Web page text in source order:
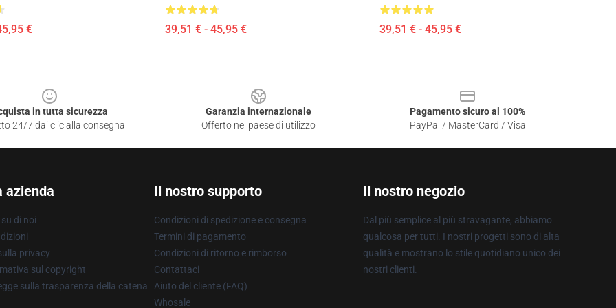
€ 39,51 € - 45,95 € 39,51 € - 45,95 €
in tutta sicurezza
24/7 dai clic alla consegna
Garanzia internazionale
Offerto nel paese di utilizzo
Pagamento sicuro al 100%
PayPal / MasterCard / Visa
azienda
di noi
privacy
sul copyright
sulla trasparenza della catena
Il nostro supporto
Condizioni di spedizione e consegna
Termini di pagamento
Condizioni di ritorno e rimborso
Contattaci
Aiuto del cliente (FAQ)
Whosale
Il nostro negozio
Dal più semplice al più stravagante, abbiamo
qualcosa per tutti. I nostri progetti sono di alta
qualità e mostrano lo stile quotidiano unico dei
nostri clienti.